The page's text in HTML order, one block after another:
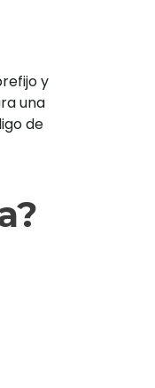
y
una
de